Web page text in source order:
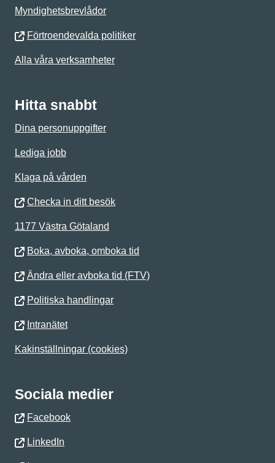
Myndighetsbrevlådor
Förtroendevalda politiker
Alla våra verksamheter
Hitta snabbt
Dina personuppgifter
Lediga jobb
Klaga på vården
Checka in ditt besök
1177 Västra Götaland
Boka, avboka, omboka tid
Ändra eller avboka tid (FTV)
Politiska handlingar
Intranätet
Kakinställningar (cookies)
Sociala medier
Facebook
LinkedIn